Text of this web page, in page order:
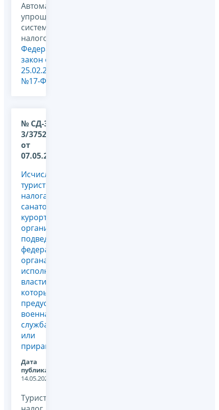
Автоматизированная
упрощенная
система
налогообложения,
Федеральный
закон от
25.02.2022
№17-ФЗ
№ СД-36-
3/3752@
от
07.05.2026
Исчисление
туристического
налога
санаторно-
курортными
организациями,
подведомственными
федеральным
органам
исполнительной
власти, в
которых
предусмотрена
военная
служба
или
приравн...
Дата
публикации:
14.05.2026
Туристический